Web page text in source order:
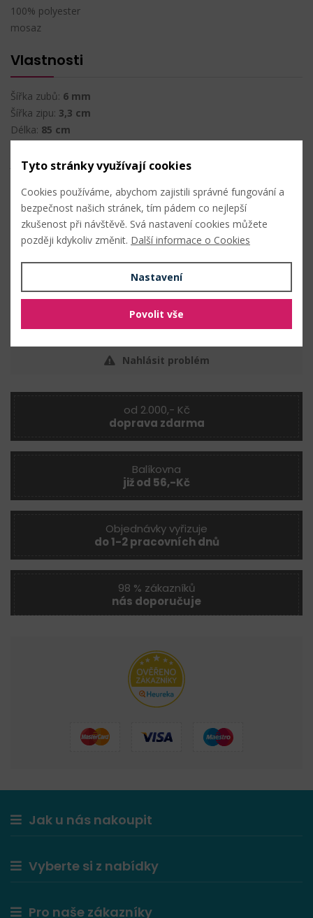
100% polyester
mosaz
Vlastnosti
Šířka zubů: 6 mm
Šířka zipu: 3,3 cm
Délka: 85 cm
Jezdec autolock
Techniky
šití ostatní
Nahlásit problém
od 2.000,- Kč
doprava zdarma
Balíkovna
již od 56,-Kč
Objednávky vyřizuje
do 1-2 pracovních dnů
98 % zákazníků
nás doporučuje
Jak u nás nakoupit
Vyberte si z nabídky
Pro naše zákazníky
Tyto stránky využívají cookies
Cookies používáme, abychom zajistili správné fungování a
bezpečnost našich stránek, tím pádem co nejlepší
zkušenost při návštěvě. Svá nastavení cookies můžete
později kdykoliv změnit. Další informace o Cookies
Nastavení
Povolit vše